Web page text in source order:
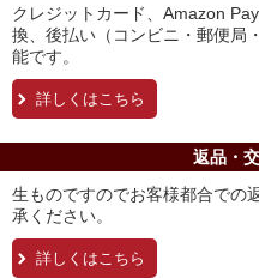
クレジットカード、Amazon
換、後払い（コンビニ・郵便局
能です。
詳しくはこちら
返品・
生ものですのでお客様都合での
承ください。
詳しくはこちら